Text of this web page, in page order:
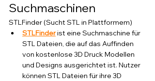
Suchmaschinen
STLFinder (Sucht STL in Plattformem)
STLFinder ist eine Suchmaschine für
STL Dateien, die auf das Auffinden
von kostenlose 3D Druck Modellen
und Designs ausgerichtet ist. Nutzer
können STL Dateien für ihre 3D